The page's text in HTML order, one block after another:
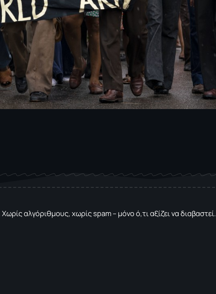
αλγόριθμους, χωρίς spam – μόνο ό,τι αξίζει να διαβαστεί.